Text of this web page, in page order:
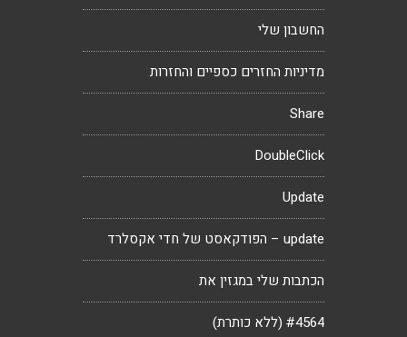
החשבון שלי
מדיניות החזרים כספיים והחזרות
Share
DoubleClick
Update
update – הפודקאסט של חדי אקסלרד
הכתבות שלי במגזין את
#4564 (ללא כותרת)